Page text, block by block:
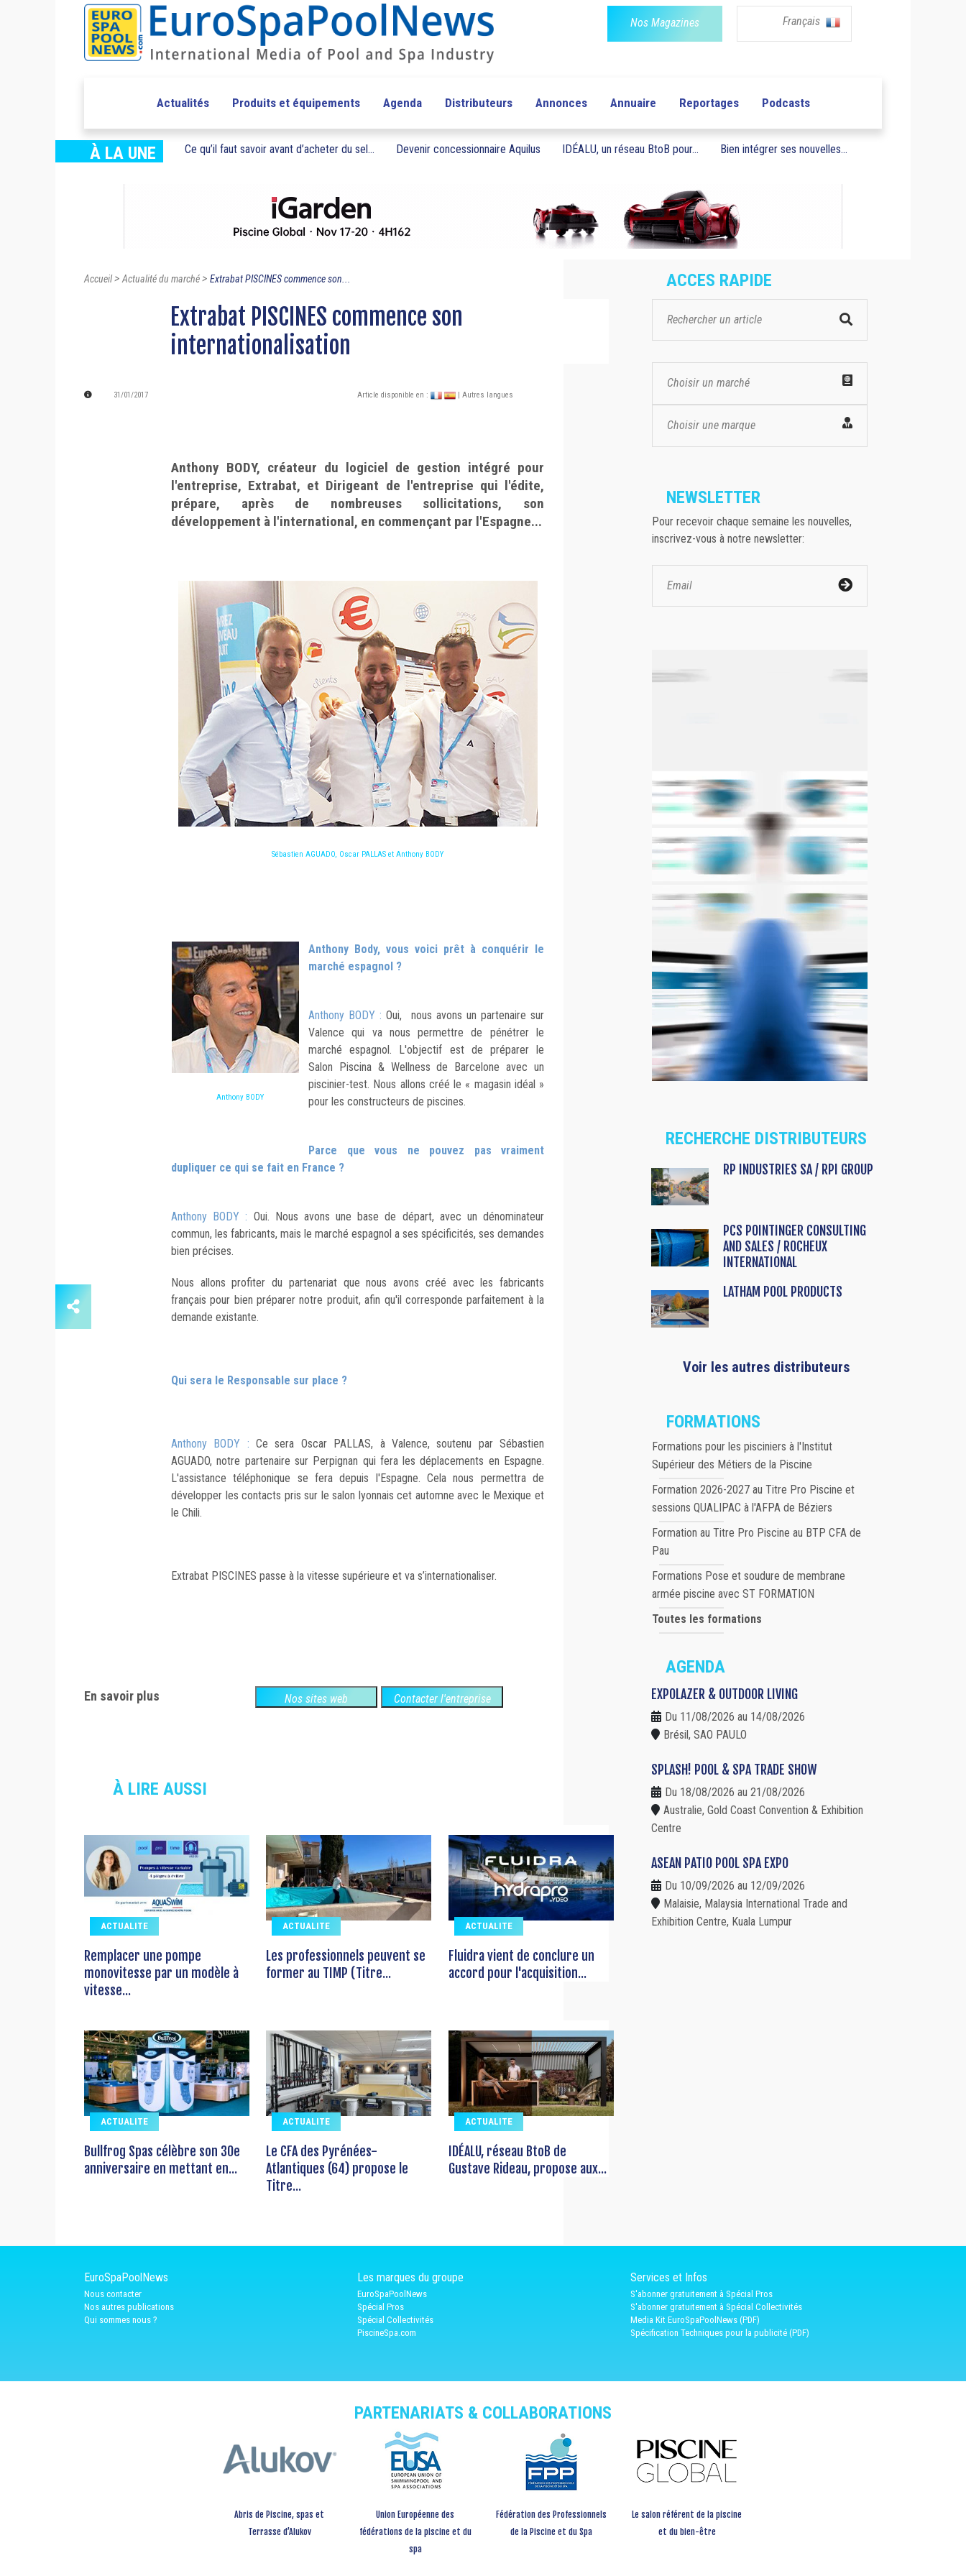
Nos Magazines Français
Actualités Produits et équipements Agenda Distributeurs Annonces Annuaire Reportages Podcasts
À LA UNE Ce qu’il faut savoir avant d’acheter du sel... Devenir concessionnaire Aquilus IDÉALU, un réseau BtoB pour... Bien intégrer ses nouvelles...
Accueil>Actualité du marché> Extrabat PISCINES commence son...
Extrabat PISCINES commence son
internationalisation
31/01/2017 Article disponible en : | Autres langues
Anthony BODY, créateur du logiciel de gestion intégré pour
l'entreprise, Extrabat, et Dirigeant de l'entreprise qui l'édite,
prépare, après de nombreuses sollicitations, son
développement à l'international, en commençant par l'Espagne...
Sébastien AGUADO, Oscar PALLAS et Anthony BODY
Anthony BODY
Anthony Body, vous voici prêt à conquérir le
marché espagnol ?
Anthony BODY : Oui, nous avons un partenaire sur
Valence qui va nous permettre de pénétrer le
marché espagnol. L'objectif est de préparer le
Salon Piscina & Wellness de Barcelone avec un
piscinier-test. Nous allons créé le « magasin idéal »
pour les constructeurs de piscines.
Parce que vous ne pouvez pas vraiment
dupliquer ce qui se fait en France ?
Anthony BODY : Oui. Nous avons une base de départ, avec un dénominateur
commun, les fabricants, mais le marché espagnol a ses spécificités, ses demandes
bien précises.
Nous allons profiter du partenariat que nous avons créé avec les fabricants
français pour bien préparer notre produit, afin qu'il corresponde parfaitement à la
demande existante.
Qui sera le Responsable sur place ?
Anthony BODY :Ce sera Oscar PALLAS, à Valence, soutenu par Sébastien
AGUADO, notre partenaire sur Perpignan qui fera les déplacements en Espagne.
L'assistance téléphonique se fera depuis l'Espagne. Cela nous permettra de
développer les contacts pris sur le salon lyonnais cet automne avec le Mexique et
le Chili.
Extrabat PISCINES passe à la vitesse supérieure et va s’internationaliser.
En savoir plus Nos sites web Contacter l'entreprise
À LIRE AUSSI
ACTUALITE
Remplacer une pompe
monovitesse par un modèle à
vitesse...
ACTUALITE
Les professionnels peuvent se
former au TIMP (Titre...
ACTUALITE
Fluidra vient de conclure un
accord pour l'acquisition...
ACTUALITE
Bullfrog Spas célèbre son 30e
anniversaire en mettant en...
ACTUALITE
Le CFA des Pyrénées-
Atlantiques (64) propose le
Titre...
ACTUALITE
IDÉALU, réseau BtoB de
Gustave Rideau, propose aux...
ACCES RAPIDE
Choisir un marché
Choisir une marque
NEWSLETTER
Pour recevoir chaque semaine les nouvelles,
inscrivez-vous à notre newsletter:
RECHERCHE DISTRIBUTEURS
RP INDUSTRIES SA / RPI GROUP
PCS POINTINGER CONSULTING
AND SALES / ROCHEUX
INTERNATIONAL
LATHAM POOL PRODUCTS
Voir les autres distributeurs
FORMATIONS
Formations pour les pisciniers à l'Institut
Supérieur des Métiers de la Piscine
Formation 2026-2027 au Titre Pro Piscine et
sessions QUALIPAC à l'AFPA de Béziers
Formation au Titre Pro Piscine au BTP CFA de
Pau
Formations Pose et soudure de membrane
armée piscine avec ST FORMATION
Toutes les formations
AGENDA
EXPOLAZER & OUTDOOR LIVING
Du 11/08/2026 au 14/08/2026
Brésil, SAO PAULO
SPLASH! POOL & SPA TRADE SHOW
Du 18/08/2026 au 21/08/2026
Australie, Gold Coast Convention & Exhibition
Centre
ASEAN PATIO POOL SPA EXPO
Du 10/09/2026 au 12/09/2026
Malaisie, Malaysia International Trade and
Exhibition Centre, Kuala Lumpur
EuroSpaPoolNews
Nous contacter
Nos autres publications
Qui sommes nous ?
Les marques du groupe
EuroSpaPoolNews
Spécial Pros
Spécial Collectivités
PiscineSpa.com
Services et Infos
S'abonner gratuitement à Spécial Pros
S'abonner gratuitement à Spécial Collectivités
Media Kit EuroSpaPoolNews (PDF)
Spécification Techniques pour la publicité (PDF)
PARTENARIATS & COLLABORATIONS
Abris de Piscine, spas et
Terrasse d’Alukov
Union Européenne des
fédérations de la piscine et du
spa
Fédération des Professionnels
de la Piscine et du Spa
Le salon référent de la piscine
et du bien-être